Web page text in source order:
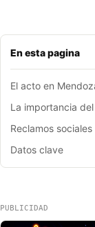
En esta pagina
El acto en
La importancia del
Reclamos
Datos clave
PUBLICIDAD